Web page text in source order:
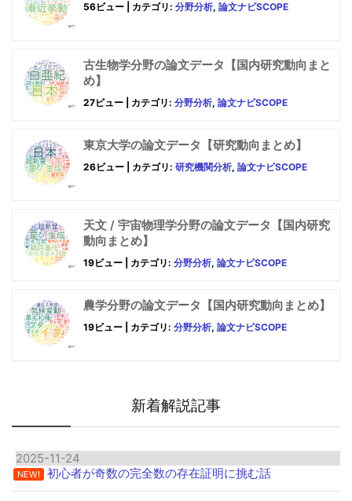
56ビュー カテゴリ: 分野分析, 論文ナビSCOPE
古生物学分野の論文データ【国内研究動向まと
め】
27ビュー カテゴリ: 分野分析, 論文ナビSCOPE
東京大学の論文データ【研究動向まとめ】
26ビュー カテゴリ: 研究機関分析, 論文ナビSCOPE
天文 / 宇宙物理学分野の論文データ【国内研究
動向まとめ】
19ビュー カテゴリ: 分野分析, 論文ナビSCOPE
農学分野の論文データ【国内研究動向まとめ】
19ビュー カテゴリ: 分野分析, 論文ナビSCOPE
新着解説記事
2025-11-24
NEW! 初心者が奇数の完全数の存在証明に挑む話